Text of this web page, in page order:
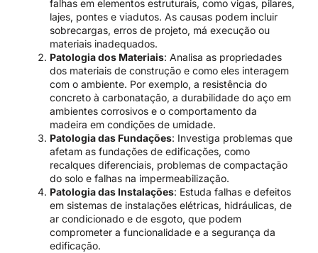
falhas em elementos estruturais, como vigas, pilares,
lajes, pontes e viadutos. As causas podem incluir
sobrecargas, erros de projeto, má execução ou
materiais inadequados.
Patologia dos Materiais: Analisa as propriedades
dos materiais de construção e como eles interagem
com o ambiente. Por exemplo, a resistência do
concreto à carbonatação, a durabilidade do aço em
ambientes corrosivos e o comportamento da
madeira em condições de umidade.
Patologia das Fundações: Investiga problemas que
afetam as fundações de edificações, como
recalques diferenciais, problemas de compactação
do solo e falhas na impermeabilização.
Patologia das Instalações: Estuda falhas e defeitos
em sistemas de instalações elétricas, hidráulicas, de
ar condicionado e de esgoto, que podem
comprometer a funcionalidade e a segurança da
edificação.